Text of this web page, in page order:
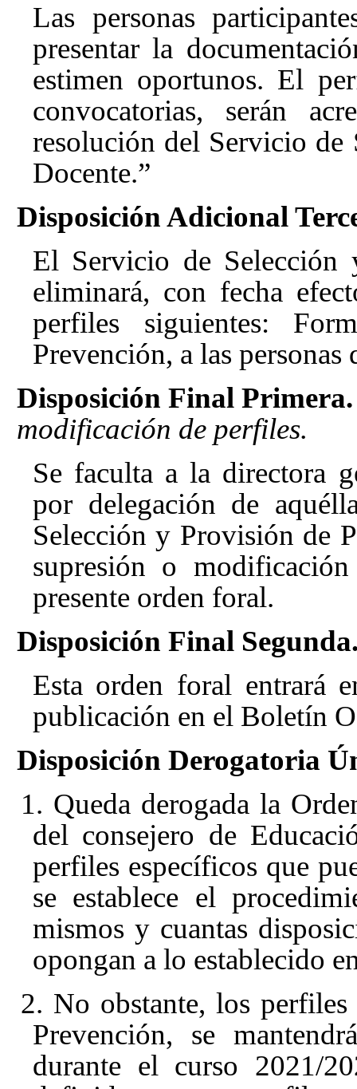
Las personas
presentar la
estimen oportunos. El
convocatorias, serán
resolución del Servicio de
Docente.”
Disposición Adicional
El Servicio de Selección
eliminará, con fecha
perfiles siguientes:
Prevención, a las
Disposición Final Primera.
modificación de perfiles.
Se faculta a la directora
por delegación de
Selección y Provisión de
supresión o
presente orden foral.
Disposición Final
Esta orden foral entrará
publicación en el Boletín
Disposición Derogatoria
1. Queda derogada la
del consejero de
perfiles específicos que
se establece el
mismos y cuantas
opongan a lo establecido
2. No obstante, los
Prevención, se
durante el curso 2021/